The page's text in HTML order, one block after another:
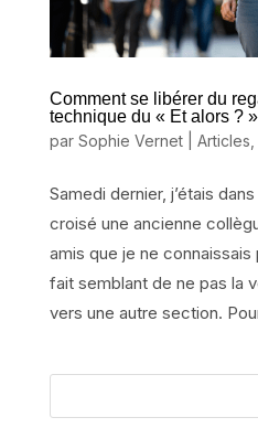
Comment se libérer du
technique du « Et alors ?
par Sophie Vernet| Articles
Samedi dernier, j’étais
croisé une ancienne
amis que je ne connaissais
fait semblant de ne pas la
vers une autre section.